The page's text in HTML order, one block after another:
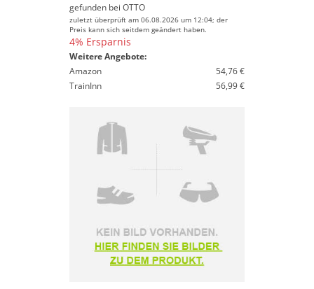
gefunden bei OTTO
zuletzt überprüft am 06.08.2026 um 12:04; der
Preis kann sich seitdem geändert haben.
4% Ersparnis
Weitere Angebote:
Amazon
54,76 €
TrainInn
56,99 €